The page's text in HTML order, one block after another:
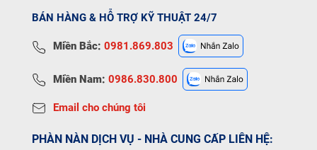
BÁN HÀNG & HỖ TRỢ KỸ THUẬT 24/7
Miền Bắc: 0981.869.803
Miền Nam: 0986.830.800
Email cho chúng tôi
PHÀN NÀN DỊCH VỤ - NHÀ CUNG CẤP LIÊN HỆ: